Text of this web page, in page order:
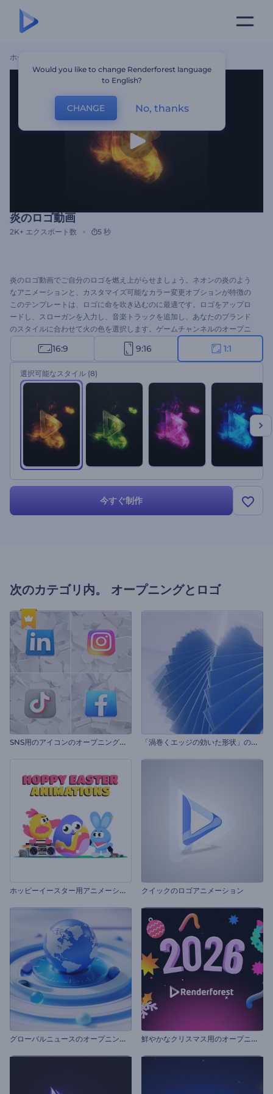
ホーム
炎のロゴ動画
2K+ エクスポート数 5 秒
炎のロゴ動画でご自分のロゴを燃え上がらせましょう。ネオンの炎のよう
なアニメーションと、カスタマイズ可能なカラー変更オプションが特徴の
このテンプレートは、ロゴに命を吹き込むのに最適です。ロゴをアップロ
ードし、スローガンを入力し、音楽トラックを追加し、あなたのブランド
のスタイルに合わせて火の色を選択します。ゲームチャンネルのオープニ
ング、ダイナミックなプレゼンテーション、プロモーションビデオ、製品
発表会、イベントのイントロなどに最適です。今すぐ作成して、動画に火
をつけましょう！
16:9 9:16 1:1
選択可能なスタイル (8)
今すぐ制作
次のカテゴリ内。 オープニングとロゴ
S
NS用のアイコンのオープニング動画 「
渦巻くエッジの効いた形状」のイントロ動画
ホ
ッピーイースター用アニメーション クイックのロゴアニメーション
グ
ローバルニュースのオープニング動画 鮮
やかなクリスマス用のオープニング動画
Would you like to change Renderforest language
to English?
CHANGE No, thanks